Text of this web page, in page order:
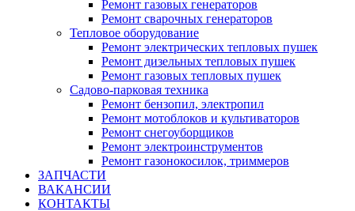
Ремонт газовых генераторов
Ремонт сварочных генераторов
Тепловое оборудование
Ремонт электрических тепловых пушек
Ремонт дизельных тепловых пушек
Ремонт газовых тепловых пушек
Садово-парковая техника
Ремонт бензопил, электропил
Ремонт мотоблоков и культиваторов
Ремонт снегоуборщиков
Ремонт электроинструментов
Ремонт газонокосилок, триммеров
ЗАПЧАСТИ
ВАКАНСИИ
КОНТАКТЫ